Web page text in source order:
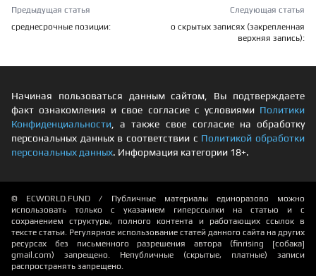
Предыдущая статья
среднесрочные позиции:
Следующая статья
о скрытых записях (закрепленная
верхняя запись):
Начиная пользоваться данным сайтом, Вы подтверждаете
факт ознакомления и свое согласие с условиями Политики
Конфиденциальности, а также свое согласие на обработку
персональных данных в соответствии с Политикой обработки
персональных данных. Информация категории 18+.
© ECWORLD.FUND / Публичные материалы единоразово можно
использовать только с указанием гиперссылки на статью и с
сохранением структуры, полного контента и работающих ссылок в
тексте статьи. Регулярное использование статей данного сайта на других
ресурсах без письменного разрешения автора (finrising [собака]
gmail.com) запрещено. Непубличные (скрытые, платные) записи
распространять запрещено.